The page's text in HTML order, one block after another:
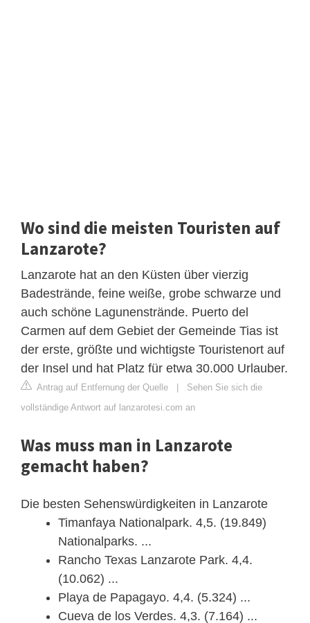
Wo sind die meisten Touristen auf
Lanzarote?
Lanzarote hat an den Küsten über vierzig
Badestrände, feine weiße, grobe schwarze und
auch schöne Lagunenstrände. Puerto del
Carmen auf dem Gebiet der Gemeinde Tias ist
der erste, größte und wichtigste Touristenort auf
der Insel und hat Platz für etwa 30.000 Urlauber.
Antrag auf Entfernung der Quelle | Sehen Sie sich die
vollständige Antwort auf lanzarotesi.com an
Was muss man in Lanzarote
gemacht haben?
Die besten Sehenswürdigkeiten in Lanzarote
Timanfaya Nationalpark. 4,5. (19.849)
Nationalparks. ...
Rancho Texas Lanzarote Park. 4,4.
(10.062) ...
Playa de Papagayo. 4,4. (5.324) ...
Cueva de los Verdes. 4,3. (7.164) ...